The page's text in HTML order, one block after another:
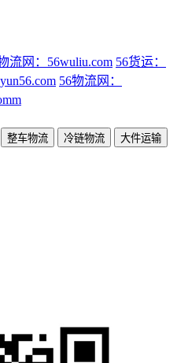
流网：56wuliu.com 56货运：
56物流网：
整车物流 冷链物流
大件运输